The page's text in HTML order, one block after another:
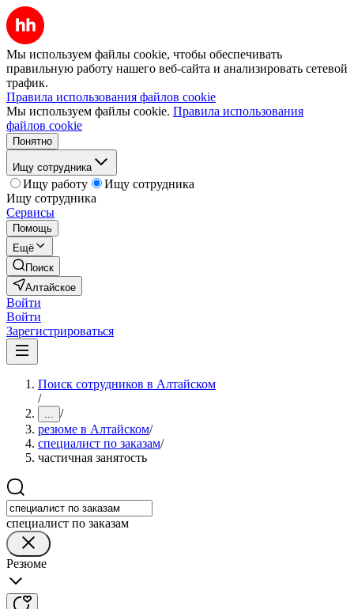
Мы используем файлы cookie, чтобы обеспечивать
правильную работу нашего веб-сайта и анализировать сетевой
трафик.
Правила использования файлов cookie
Мы используем файлы cookie. Правила использования
файлов cookie
Понятно
Ищу сотрудника
Ищу работу
Ищу сотрудника
Ищу сотрудника
Сервисы
Помощь
Ещё
Поиск
Алтайское
Войти
Войти
Зарегистрироваться
Поиск сотрудников в Алтайском
/
... /
резюме в Алтайском/
специалист по заказам/
частичная занятость
специалист по заказам
Резюме